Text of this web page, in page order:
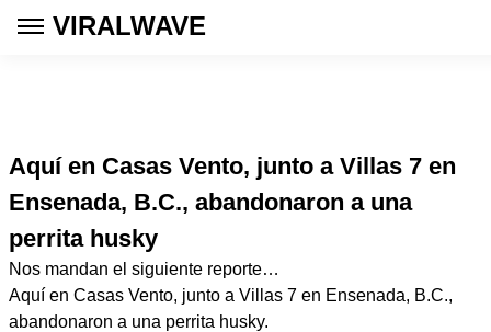
VIRALWAVE
Aquí en Casas Vento, junto a Villas 7 en
Ensenada, B.C., abandonaron a una
perrita husky
Nos mandan el siguiente reporte…
Aquí en Casas Vento, junto a Villas 7 en Ensenada, B.C.,
abandonaron a una perrita husky.